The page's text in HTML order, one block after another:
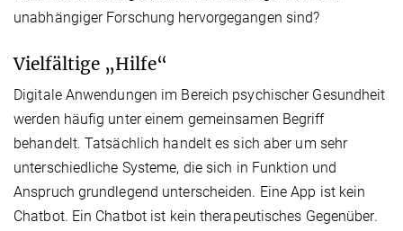
unabhängiger Forschung hervorgegangen sind?
Vielfältige „Hilfe“
Digitale Anwendungen im Bereich psychischer Gesundheit
werden häufig unter einem gemeinsamen Begriff
behandelt. Tatsächlich handelt es sich aber um sehr
unterschiedliche Systeme, die sich in Funktion und
Anspruch grundlegend unterscheiden. Eine App ist kein
Chatbot. Ein Chatbot ist kein therapeutisches Gegenüber.